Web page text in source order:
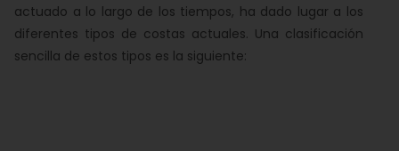
actuado a lo largo de los tiempos, ha dado lugar a los
diferentes tipos de costas actuales. Una clasificación
sencilla de estos tipos es la siguiente: